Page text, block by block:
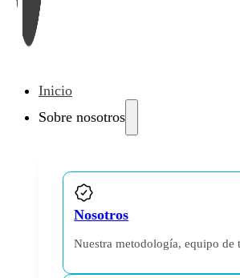
Inicio
Sobre nosotros
Nosotros
Nuestra metodología, equipo